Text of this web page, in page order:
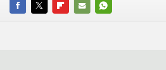
FACEBOOK
TWITTERFLIPBOARD
E-
WHATSAPP